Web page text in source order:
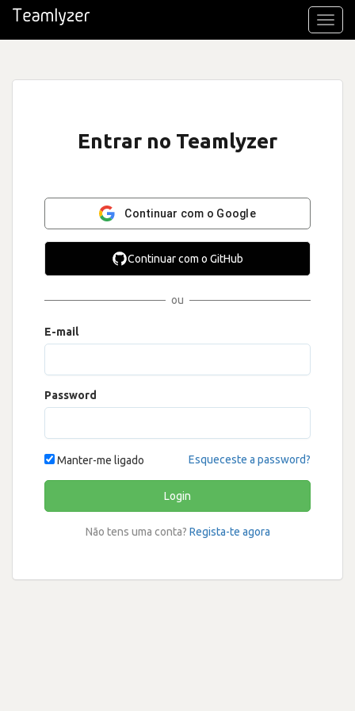
Entrar no Teamlyzer
Continuar com o Google
Continuar com o GitHub
ou
E-mail
Password
Manter-me ligado Esqueceste a password?
Login
Não tens uma conta? Regista-te agora